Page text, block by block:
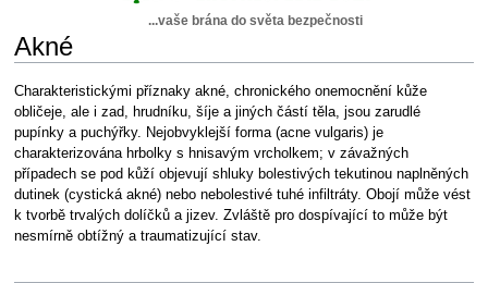
...vaše brána do světa bezpečnosti
Akné
Skočit
na
navigaci
Skočit
na
vyhledávání
Charakteristickými příznaky akné, chronického onemocnění kůže
obličeje, ale i zad, hrudníku, šíje a jiných částí těla, jsou zarudlé
pupínky a puchýřky. Nejobvyklejší forma (acne vulgaris) je
charakterizována hrbolky s hnisavým vrcholkem; v závažných
případech se pod kůží objevují shluky bolestivých tekutinou naplněných
dutinek (cystická akné) nebo nebolestivé tuhé infiltráty. Obojí může vést
k tvorbě trvalých dolíčků a jizev. Zvláště pro dospívající to může být
nesmírně obtížný a traumatizující stav.